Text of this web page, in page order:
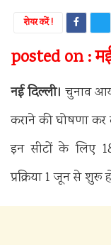
शेयर करें !
posted on : मई
नई दिल्ली। चुनाव
कराने की घोषणा कर
इन सीटों के लिए
प्रक्रिया 1 जून से शुरू